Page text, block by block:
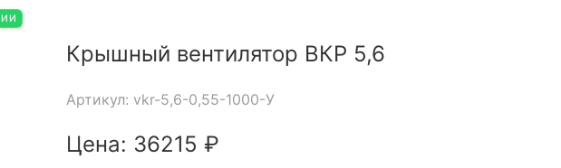
Крышный вентилятор ВКР 5,6
Артикул: vkr-5,6-0,55-1000-У
Цена: 36215 ₽